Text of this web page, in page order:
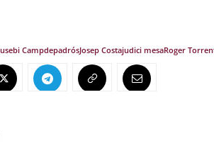
CampdepadrósJosep Costajudici mesaRoger